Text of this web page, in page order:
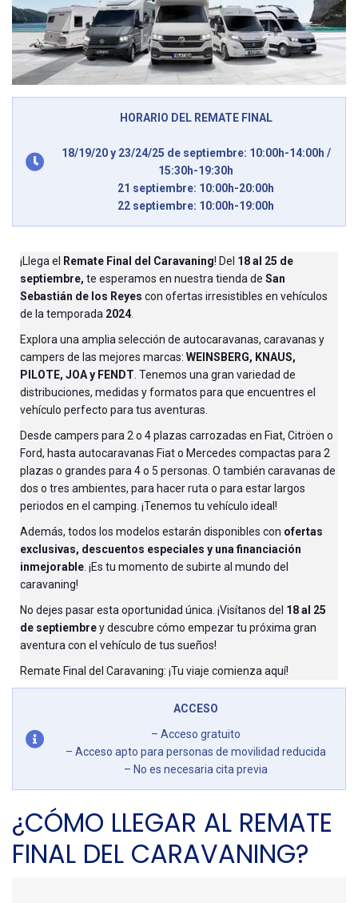
HORARIO DEL REMATE FINAL
18/19/20 y 23/24/25 de septiembre: 10:00h-14:00h /
15:30h-19:30h
21 septiembre: 10:00h-20:00h
22 septiembre: 10:00h-19:00h
¡Llega el Remate Final del Caravaning! Del 18 al 25 de
septiembre, te esperamos en nuestra tienda de San
Sebastián de los Reyes con ofertas irresistibles en vehículos
de la temporada 2024
Explora una amplia selección de autocaravanas, caravanas y
campers de las mejores marcas: WEINSBERG, KNAUS,
PILOTE, JOA y FENDT . Tenemos una gran variedad de
distribuciones, medidas y formatos para que encuentres el
vehículo perfecto para tus aventuras.
Desde campers para 2 o 4 plazas carrozadas en Fiat, Citröen o
Ford, hasta autocaravanas Fiat o Mercedes compactas para 2
plazas o grandes para 4 o 5 personas. O también caravanas de
dos o tres ambientes, para hacer ruta o para estar largos
periodos en el camping. ¡Tenemos tu vehículo ideal!
Además, todos los modelos estarán disponibles con ofertas
exclusivas, descuentos especiales y una financiación
inmejorable . ¡Es tu momento de subirte al mundo del
caravaning!
No dejes pasar esta oportunidad única. ¡Visítanos del 18 al 25
de septiembrey descubre cómo empezar tu próxima gran
aventura con el vehículo de tus sueños!
Remate Final del Caravaning: ¡Tu viaje comienza aquí!
ACCESO
– Acceso gratuito
– Acceso apto para personas de movilidad reducida
– No es necesaria cita previa
¿CÓMO LLEGAR AL REMATE
FINAL DEL CARAVANING?